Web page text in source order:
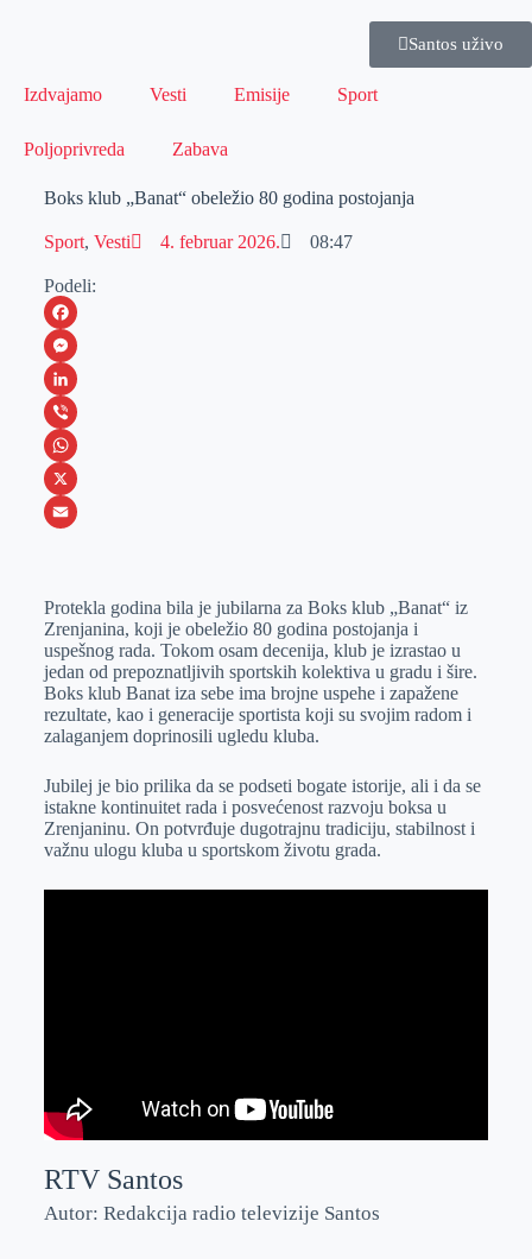
Santos uživo
Izdvajamo Vesti Emisije Sport
Poljoprivreda Zabava
Boks klub „Banat“ obeležio 80 godina postojanja
Sport, Vesti 4. februar 2026. 08:47
Podeli:
F
a
c
e
b
o
M
e
s
s
e
e
r
L
i
n
k
I
n
V
i
b
W
h
s
A
p
p
X
a
i
l
Protekla godina bila je jubilarna za Boks klub „Banat“ iz
Zrenjanina, koji je obeležio 80 godina postojanja i
uspešnog rada. Tokom osam decenija, klub je izrastao u
jedan od prepoznatljivih sportskih kolektiva u gradu i šire.
Boks klub Banat iza sebe ima brojne uspehe i zapažene
rezultate, kao i generacije sportista koji su svojim radom i
zalaganjem doprinosili ugledu kluba.
Jubilej je bio prilika da se podseti bogate istorije, ali i da se
istakne kontinuitet rada i posvećenost razvoju boksa u
Zrenjaninu. On potvrđuje dugotrajnu tradiciju, stabilnost i
važnu ulogu kluba u sportskom životu grada.
RTV Santos
Autor: Redakcija radio televizije Santos